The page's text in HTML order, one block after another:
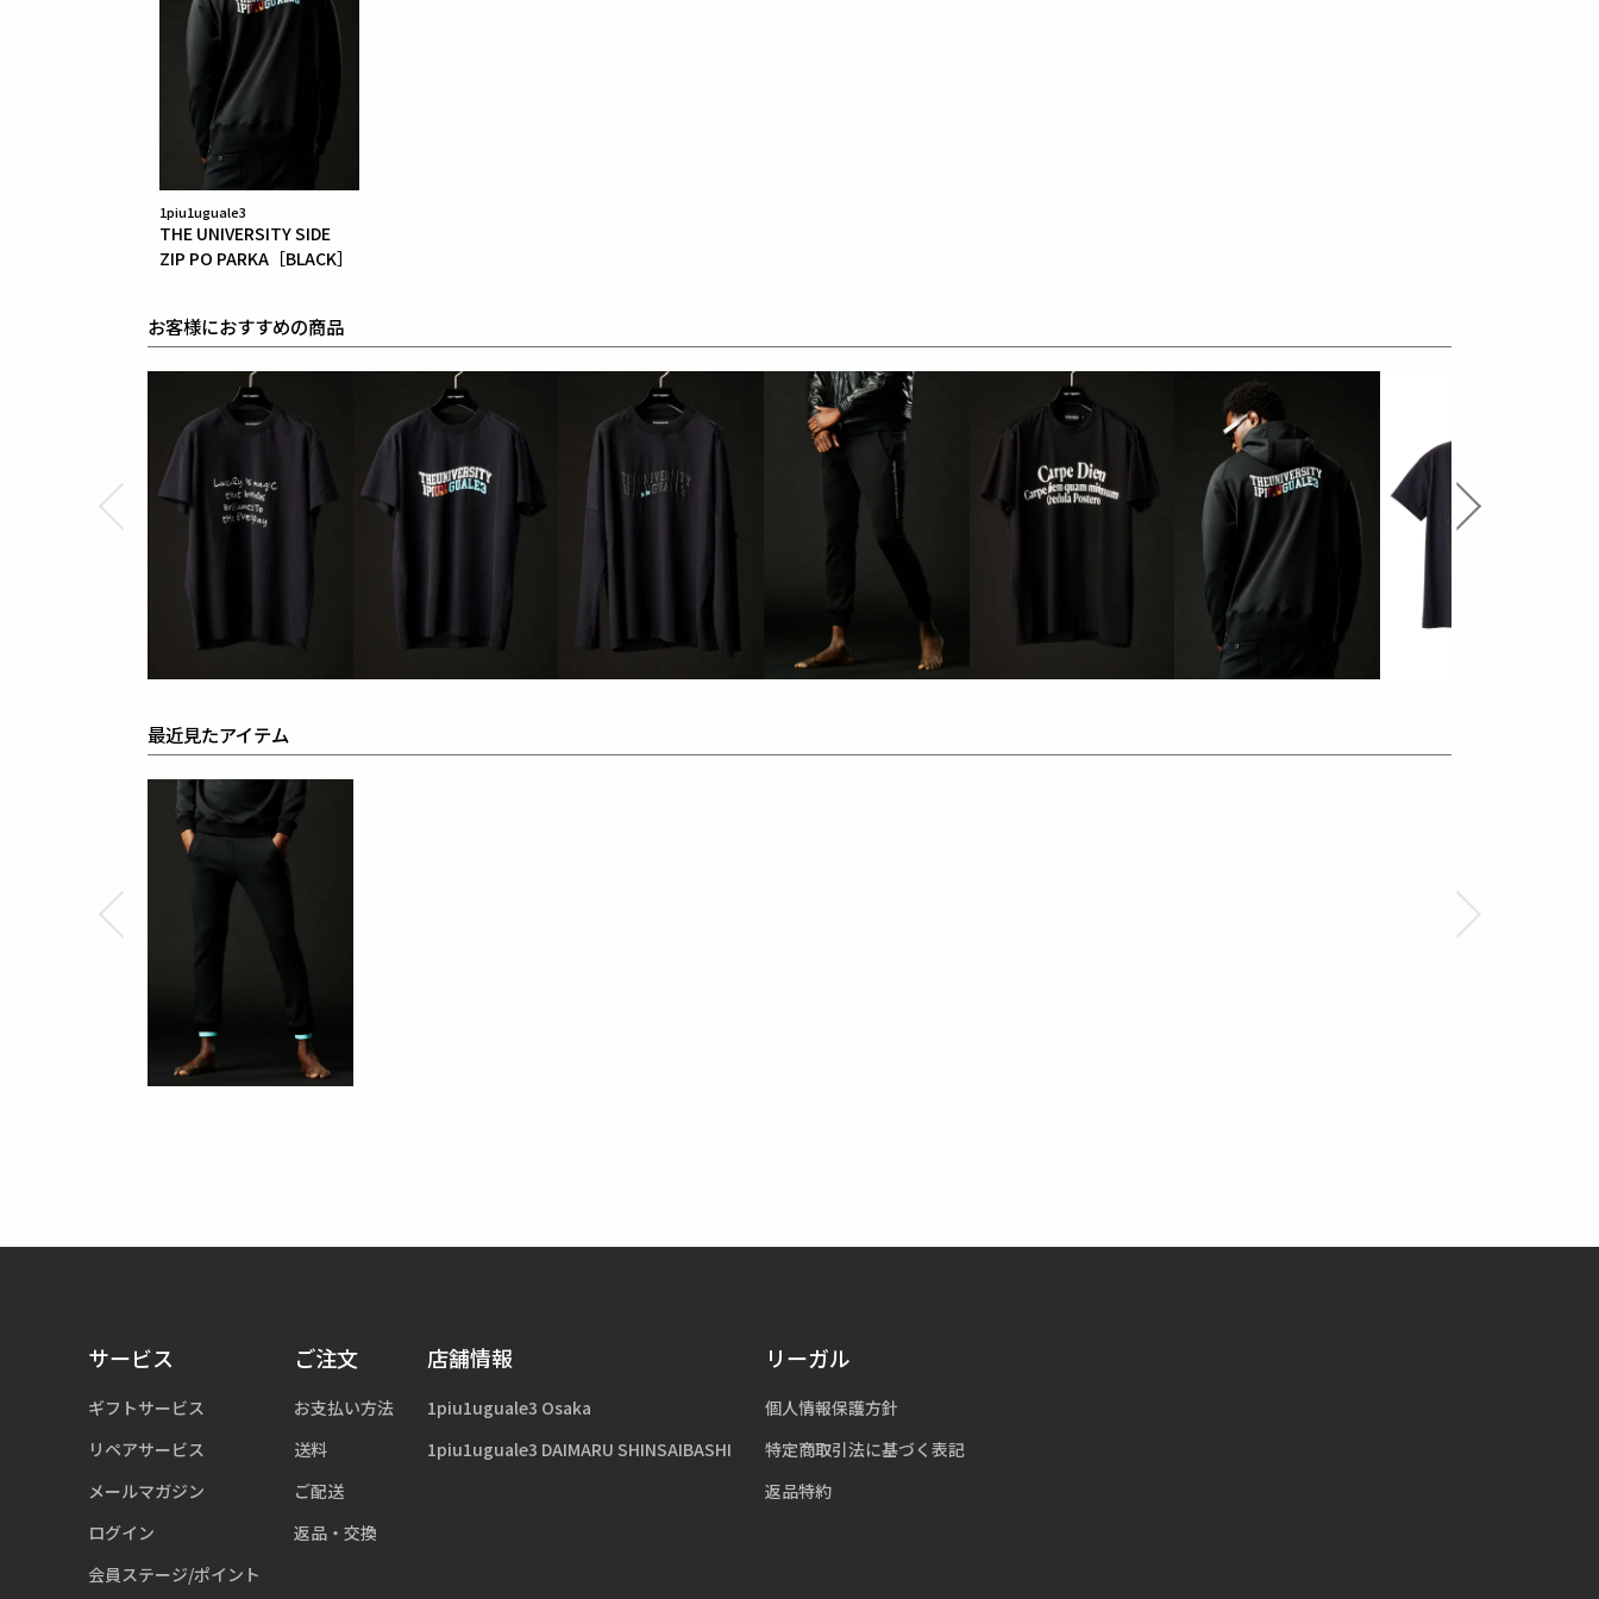
リブ : ポリエステル100%
1piu1uguale3
THE UNIVERSITY SIDE
ZIP PO PARKA［BLACK］
サービス
ギフトサービス
リペアサービス
メールマガジン
ログイン
会員ステージ/ポイント
ご注文
お支払い方法
送料
ご配送
返品・交換
店舗情報
1piu1uguale3 Osaka
1piu1uguale3 DAIMARU SHINSAIBASHI
リーガル
個人情報保護方針
特定商取引法に基づく表記
返品特約